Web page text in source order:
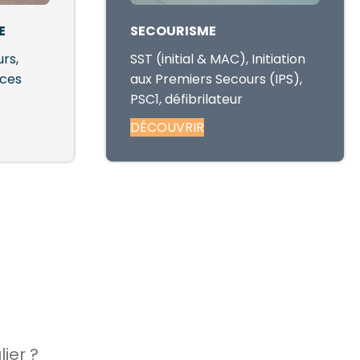
SECOURISME
SST (initial & MAC), Initiation
aux Premiers Secours (IPS),
PSC1, défibrilateur
DÉCOUVRIR
?